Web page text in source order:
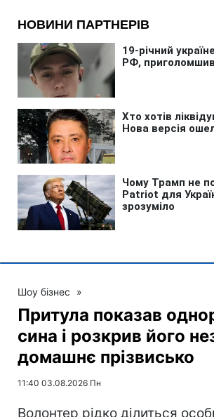
Шоу бізнес »
Притула показав
сина і розкрив його
домашнє прізвисько
11:40 03.08.2026 Пн
Волонтер рідко ділиться